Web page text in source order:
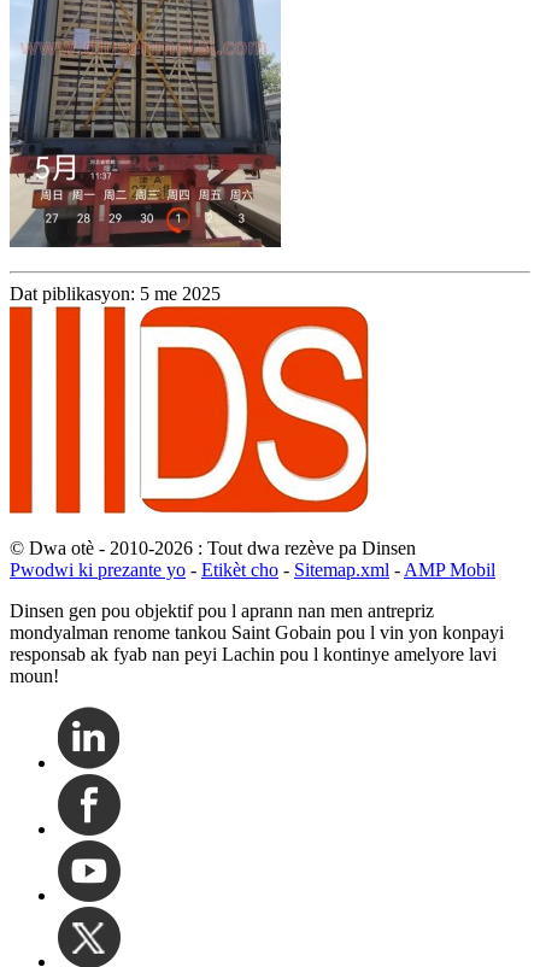
Dat piblikasyon: 5 me 2025
© Dwa otè - 2010-2026 : Tout dwa rezève pa Dinsen
Pwodwi ki prezante yo - Etikèt cho - Sitemap.xml - AMP Mobil
Dinsen gen pou objektif pou l aprann nan men antrepriz
mondyalman renome tankou Saint Gobain pou l vin yon konpayi
responsab ak fyab nan peyi Lachin pou l kontinye amelyore lavi
moun!